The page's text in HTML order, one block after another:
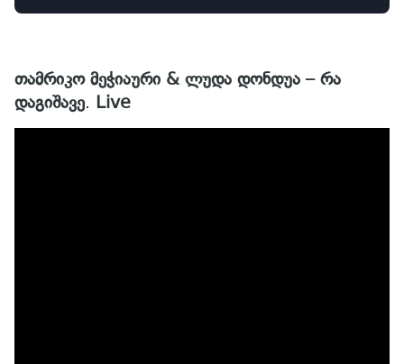
Play Mute
თამრიკო მეჭიაური & ლუდა დონდუა – რა
დაგიშავე. Live